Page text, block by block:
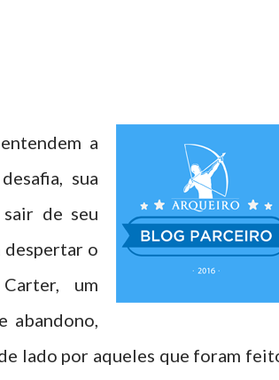
a
sua
de seu
despertar o
Carter, um
abandono,
lado por aqueles que foram